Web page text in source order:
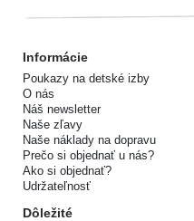
Informácie
Poukazy na detské izby
O nás
Náš newsletter
Naše zľavy
Naše náklady na dopravu
Prečo si objednať u nás?
Ako si objednať?
Udržateľnosť
Dôležité